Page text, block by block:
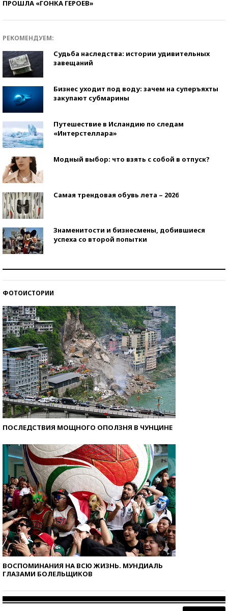
ПРОШЛА «ГОНКА ГЕРОЕВ»
РЕКОМЕНДУЕМ:
Судьба наследства: истории удивительных
завещаний
Бизнес уходит под воду: зачем на суперъяхты
закупают субмарины
Путешествие в Исландию по следам
«Интерстеллара»
Модный выбор: что взять с собой в отпуск?
Самая трендовая обувь лета – 2026
Знаменитости и бизнесмены, добившиеся
успеха со второй попытки
ФОТОИСТОРИИ
ПОСЛЕДСТВИЯ МОЩНОГО ОПОЛЗНЯ В ЧУНЦИНЕ
ВОСПОМИНАНИЯ НА ВСЮ ЖИЗНЬ. МУНДИАЛЬ
ГЛАЗАМИ БОЛЕЛЬЩИКОВ